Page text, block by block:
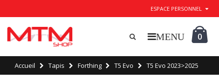
ESPACE PERSONNEL
0
Accueil Tapis Forthing T5 Evo T5 Evo 2023>2025